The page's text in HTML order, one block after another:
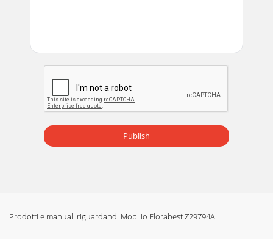
Publish
Prodotti e manuali riguardandi Mobilio Florabest Z29794A